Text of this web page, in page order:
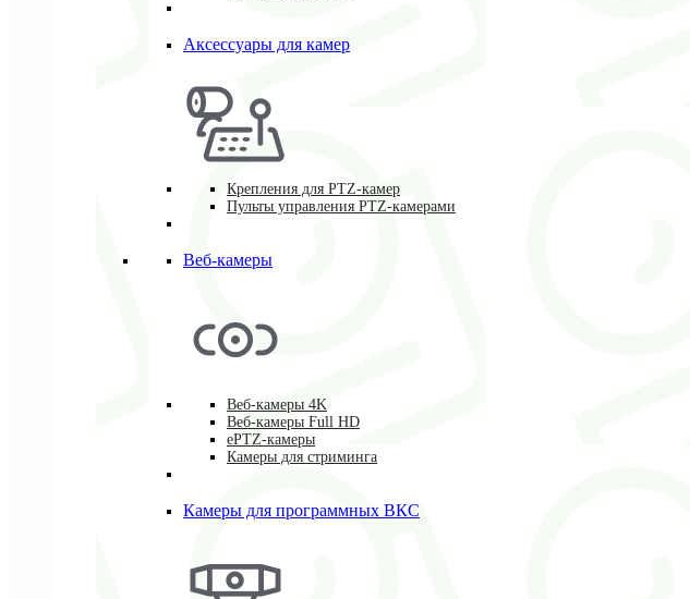
Аксессуары для камер
Крепления для PTZ-камер
Пульты управления PTZ-камерами
Веб-камеры
Веб-камеры 4K
Веб-камеры Full HD
ePTZ-камеры
Камеры для стриминга
Камеры для программных ВКС